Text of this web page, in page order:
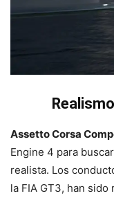
Assetto Corsa
Engine 4 para
realista. Los
la FIA GT3, han